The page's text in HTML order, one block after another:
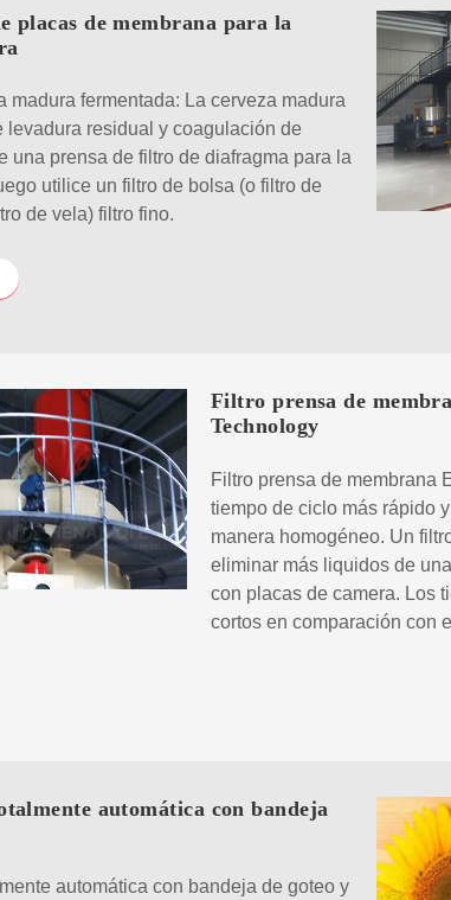
placas de membrana para la
madura fermentada: La cerveza madura
levadura residual y coagulación de
una prensa de filtro de diafragma para la
utilice un filtro de bolsa (o filtro de
de vela) filtro fino.
Filtro prensa de
Technology
Filtro prensa de membrana
tiempo de ciclo más rápido
manera homogéneo. Un
eliminar más liquidos de
con placas de camera. Los
cortos en comparación con
automática con bandeja
automática con bandeja de goteo y